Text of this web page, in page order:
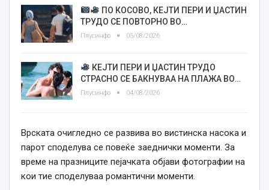
ПО КОСОВО, КЕЈТИ ПЕРИ И ЏАСТИН
ТРУДО СЕ ПОВТОРНО ВО…
Плусинфо 05/08/2026
КЕЈТИ ПЕРИ И ЏАСТИН ТРУДО
СТРАСНО СЕ БАКНУВАА НА ПЛАЖА ВО…
Плусинфо 04/08/2026
Врската очигледно се развива во вистинска насока и
парот споделува се повеќе заеднички моменти. За
време на празниците пејачката објави фотографии на
кои тие споделуваа романтични моменти.